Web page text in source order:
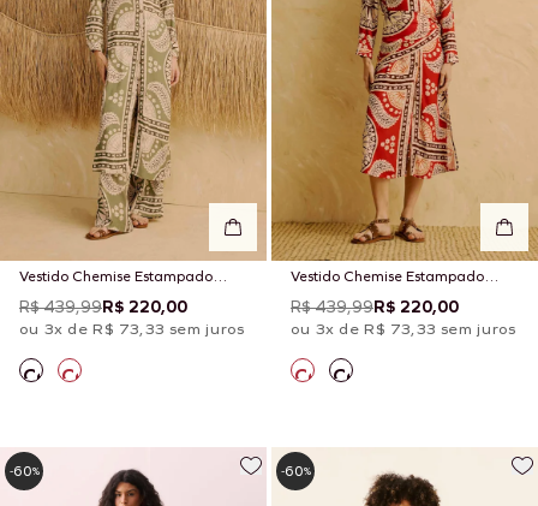
Vestido Chemise Estampado
Incaica
R$ 439,99R$ 220,00
ou 3x de R$ 73,33 sem juros
Vestido Chemise Estampado
Incaica
R$ 439,99R$ 220,00
ou 3x de R$ 73,33 sem juros
-60% -60%